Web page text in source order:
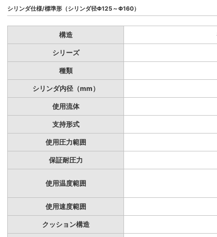
シリンダ仕様/標準形（シリンダ径Φ125～Φ160）
構造
シリーズ
種類
シリンダ内径（mm）
使用流体
支持形式
使用圧力範囲
保証耐圧力
使用温度範囲
使用速度範囲
クッション構造